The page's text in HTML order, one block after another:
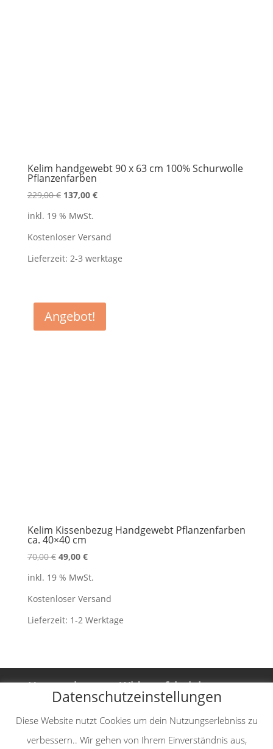
Kelim handgewebt 90 x 63 cm 100% Schurwolle
Pflanzenfarben
229,00€ Ursprünglicher
war:
229,00 €
137,00 €Aktueller
137,00 €.
inkl. 19 % MwSt.
Kostenloser Versand
Lieferzeit: 2-3 werktage
Angebot!
Kelim Kissenbezug Handgewebt Pflanzenfarben
ca. 40×40 cm
70,00€ Ursprünglicher
war:
70,00 €
49,00 €Aktueller
ist:
49,00 €.
inkl. 19 % MwSt.
Kostenloser Versand
Lieferzeit: 1-2 Werktage
Unternehmen
Widerrufsbelehrung
Vertrag widerrufen
AGB
Impressum
Datenschutzerklärung
Versand-& Zahlungsinformationen
Datenschutzeinstellungen
Diese Website nutzt Cookies um dein Nutzungserlebniss zu
verbessern.. Wir gehen von Ihrem Einverständnis aus,